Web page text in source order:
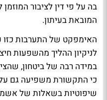
בה על פי דין לציבור
המובאת בעיתון.
האימפקט של התערבות כזו
לניקיון ההליך מהשפעות
במידה רבה של ביטחון,
כי התקשורת משפיעה גם
שיפוטיות בשאלות של